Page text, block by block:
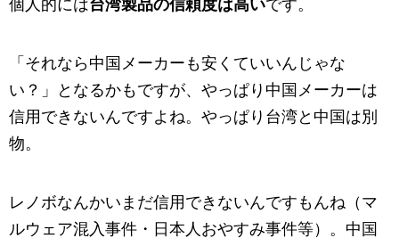
個人的には台湾製品の信頼度は高いです。
「それなら中国メーカーも安くていいんじゃな
い？」となるかもですが、やっぱり中国メーカーは
信用できないんですよね。やっぱり台湾と中国は別
物。
レノボなんかいまだ信用できないんですもんね（マ
ルウェア混入事件・日本人おやすみ事件等）。中国